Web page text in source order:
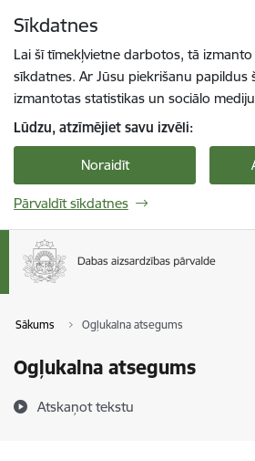
Sīkdatnes
Lai šī tīmekļvietne darbotos, tā
sīkdatnes. Ar Jūsu piekrišanu papildus
izmantotas statistikas un sociālo
Lūdzu, atzīmējiet savu izvēli:
Noraidīt
Pārvaldīt sīkdatnes
Sākums Ogļukalna atsegums
Ogļukalna atsegums
Atskaņot tekstu